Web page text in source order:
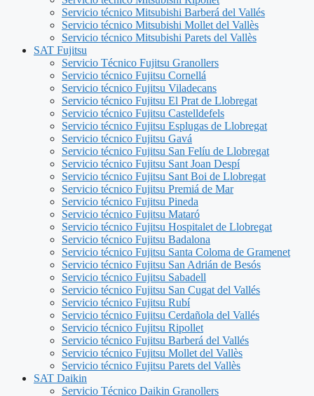
Servicio técnico Mitsubishi Barberá del Vallés
Servicio técnico Mitsubishi Mollet del Vallès
Servicio técnico Mitsubishi Parets del Vallès
SAT Fujitsu
Servicio Técnico Fujitsu Granollers
Servicio técnico Fujitsu Cornellá
Servicio técnico Fujitsu Viladecans
Servicio técnico Fujitsu El Prat de Llobregat
Servicio técnico Fujitsu Castelldefels
Servicio técnico Fujitsu Esplugas de Llobregat
Servicio técnico Fujitsu Gavá
Servicio técnico Fujitsu San Felíu de Llobregat
Servicio técnico Fujitsu Sant Joan Despí
Servicio técnico Fujitsu Sant Boi de Llobregat
Servicio técnico Fujitsu Premiá de Mar
Servicio técnico Fujitsu Pineda
Servicio técnico Fujitsu Mataró
Servicio técnico Fujitsu Hospitalet de Llobregat
Servicio técnico Fujitsu Badalona
Servicio técnico Fujitsu Santa Coloma de Gramenet
Servicio técnico Fujitsu San Adrián de Besós
Servicio técnico Fujitsu Sabadell
Servicio técnico Fujitsu San Cugat del Vallés
Servicio técnico Fujitsu Rubí
Servicio técnico Fujitsu Cerdañola del Vallés
Servicio técnico Fujitsu Ripollet
Servicio técnico Fujitsu Barberá del Vallés
Servicio técnico Fujitsu Mollet del Vallès
Servicio técnico Fujitsu Parets del Vallès
SAT Daikin
Servicio Técnico Daikin Granollers